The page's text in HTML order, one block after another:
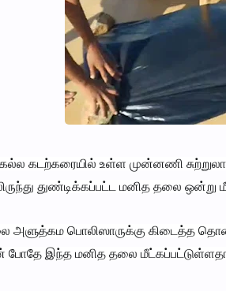
கடற்கரையில் உள்ள முன்னணி சுற்றுலா
துண்டிக்கப்பட்ட மனித தலை ஒன்று
அளுத்கம பொலிஸாருக்கு கிடைத்த
இந்த மனித தலை மீட்கப்பட்டுள்ளதாக